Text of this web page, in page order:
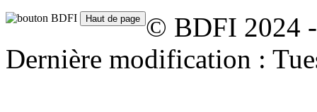
© BDFI 2024
Dernière modification :